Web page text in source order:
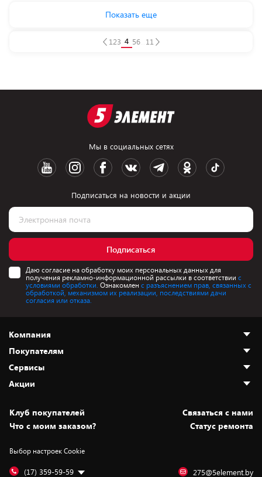
Показать еще
123 4 56... 11
Мы в социальных сетях
Подписаться на новости и акции
Подписаться
Даю согласие на обработку моих персональных данных для
получения рекламно-информационной рассылки в соответствии с
условиями обработки. Ознакомлен с разъяснением прав, связанных с
обработкой, механизмом их реализации, последствиями дачи
согласия или отказа.
Компания
О нас
Адреса магазинов
Новости
Статьи и обзоры
Вакансии
Дай пять добру!
Покупателям
Как сделать заказ
Оплата и доставка
Безналичный расчёт
Обмен и возврат товара
Обработка персональных данных
Подарочные карты
Сервисы
Установка техники
Для игровых консолей
Для мобильных устройств
Для компьютеров
Акции
Скидки и промокоды
Белорусские товары
Бонусы
Оплата частями
Клуб покупателей
Cвязаться с нами
Что с моим заказом?
Статус ремонта
Выбор настроек Cookie
(17) 359-59-59 275@5element.by